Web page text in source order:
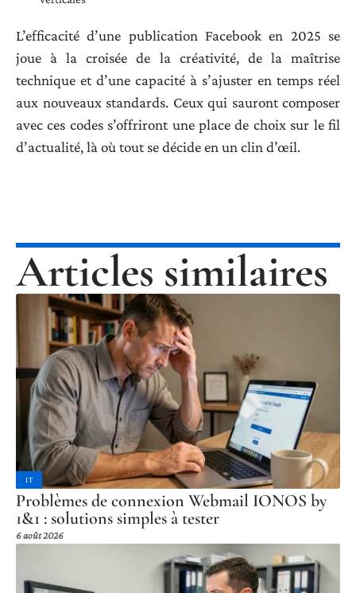
L’efficacité d’une publication Facebook en 2025 se
joue à la croisée de la créativité, de la maîtrise
technique et d’une capacité à s’ajuster en temps réel
aux nouveaux standards. Ceux qui sauront composer
avec ces codes s’offriront une place de choix sur le fil
d’actualité, là où tout se décide en un clin d’œil.
Articles similaires
IT
Problèmes de connexion Webmail IONOS by
1&1 : solutions simples à tester
6 août 2026